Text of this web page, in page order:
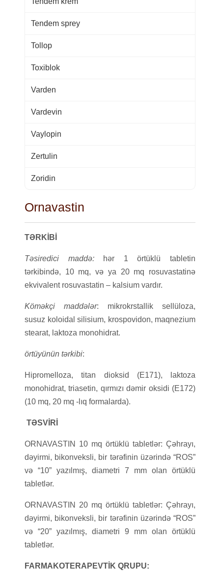
Tendem sprey
Tollop
Toxiblok
Varden
Vardevin
Vaylopin
Zertulin
Zoridin
Ornavastin
TƏRKİBİ
Təsiredici maddə:hər 1 örtüklü tabletin
tərkibində, 10 mq, və ya 20 mq rosuvastatinə
ekvivalent rosuvastatin – kalsium vardır.
Köməkçi maddələr: mikrokrstallik sellüloza,
susuz koloidal silisium, krospovidon, maqnezium
stearat, laktoza monohidrat.
örtüyünün tərkibi:
Hipromelloza, titan dioksid (E171), laktoza
monohidrat, triasetin, qırmızı dəmir oksidi (E172)
(10 mq, 20 mq -lıq formalarda).
TƏSVİRİ
ORNAVASTIN 10 mq örtüklü tabletlər: Çəhrayı,
dəyirmi, bikonveksli, bir tərəfinin üzərində “ROS”
və “10” yazılmış, diametri 7 mm olan örtüklü
tabletlər.
ORNAVASTIN 20 mq örtüklü tabletlər: Çəhrayı,
dəyirmi, bikonveksli, bir tərəfinin üzərində “ROS”
və “20” yazılmış, diametri 9 mm olan örtüklü
tabletlər.
FARMAKOTERAPEVTİK QRUPU: